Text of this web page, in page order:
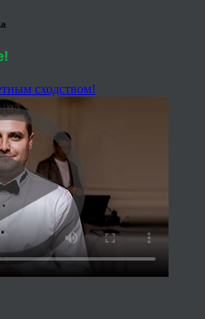
сходством!